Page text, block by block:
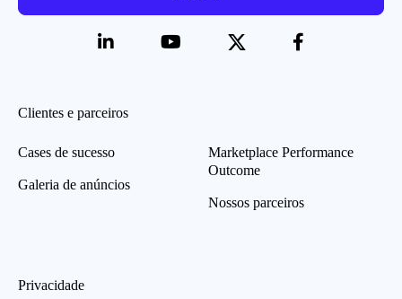
Clientes e parceiros
Cases de sucesso
Galeria de anúncios
Marketplace Performance
Outcome
Nossos parceiros
Privacidade